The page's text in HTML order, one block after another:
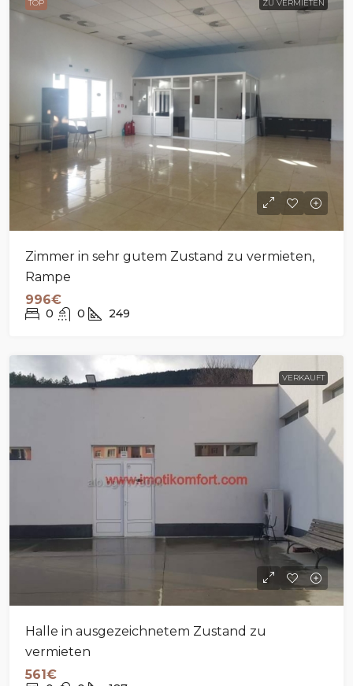
TOP ZU VERMIETEN
Zimmer in sehr gutem Zustand zu vermieten,
Rampe
996€
0 0 249
VERKAUFT
Halle in ausgezeichnetem Zustand zu
vermieten
561€